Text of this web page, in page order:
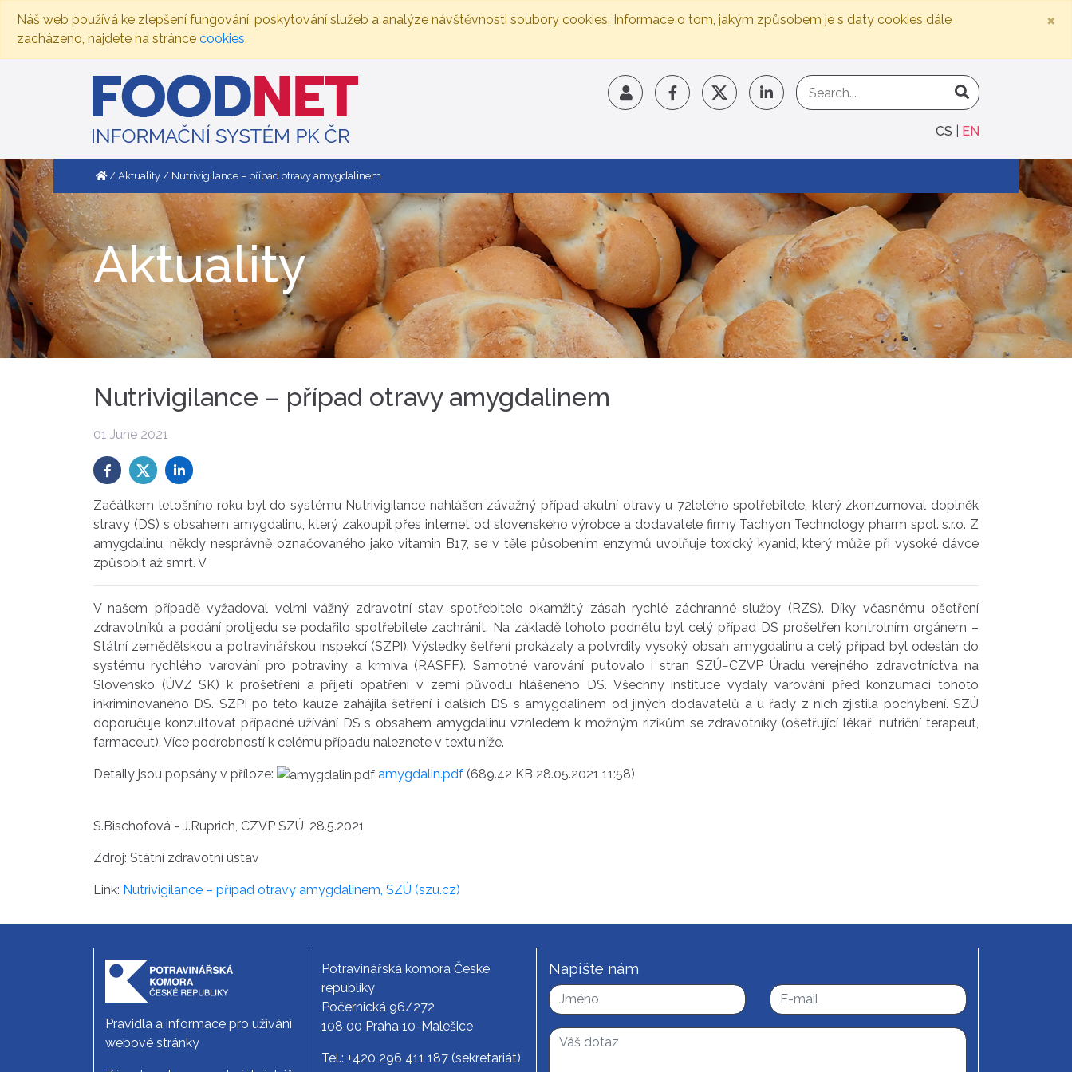
Náš web používá ke zlepšení fungování, poskytování služeb a analýze návštěvnosti soubory cookies. Informace o tom, jakým způsobem je s daty cookies dále
zacházeno, najdete na stránce cookies.
×
CS EN
Aktuality Nutrivigilance – případ otravy amygdalinem
Aktuality
Nutrivigilance – případ otravy amygdalinem
01 June 2021
Začátkem letošního roku byl do systému Nutrivigilance nahlášen závažný případ akutní otravy u 72letého spotřebitele, který zkonzumoval doplněk
stravy (DS) s obsahem amygdalinu, který zakoupil přes internet od slovenského výrobce a dodavatele firmy Tachyon Technology pharm spol. s.r.o. Z
amygdalinu, někdy nesprávně označovaného jako vitamin B17, se v těle působením enzymů uvolňuje toxický kyanid, který může při vysoké dávce
způsobit až smrt. V
V našem případě vyžadoval velmi vážný zdravotní stav spotřebitele okamžitý zásah rychlé záchranné služby (RZS). Díky včasnému ošetření
zdravotníků a podání protijedu se podařilo spotřebitele zachránit. Na základě tohoto podnětu byl celý případ DS prošetřen kontrolním orgánem –
Státní zemědělskou a potravinářskou inspekcí (SZPI). Výsledky šetření prokázaly a potvrdily vysoký obsah amygdalinu a celý případ byl odeslán do
systému rychlého varování pro potraviny a krmiva (RASFF). Samotné varování putovalo i stran SZÚ−CZVP Úradu verejného zdravotníctva na
Slovensko (ÚVZ SK) k prošetření a přijetí opatření v zemi původu hlášeného DS. Všechny instituce vydaly varování před konzumací tohoto
inkriminovaného DS. SZPI po této kauze zahájila šetření i dalších DS s amygdalinem od jiných dodavatelů a u řady z nich zjistila pochybení. SZÚ
doporučuje konzultovat případné užívání DS s obsahem amygdalinu vzhledem k možným rizikům se zdravotníky (ošetřující lékař, nutriční terapeut,
farmaceut). Více podrobností k celému případu naleznete v textu níže.
Detaily jsou popsány v příloze: amygdalin.pdf (689.42 KB 28.05.2021 11:58)
S.Bischofová - J.Ruprich, CZVP SZÚ, 28.5.2021
Zdroj: Státní zdravotní ústav
Link: Nutrivigilance – případ otravy amygdalinem, SZÚ (szu.cz)
Pravidla a informace pro užívání
webové stránky
Potravinářská komora České
republiky
Počernická 96/272
108 00 Praha 10-Malešice
Tel.: +420 296 411 187 (sekretariát)
Napište nám